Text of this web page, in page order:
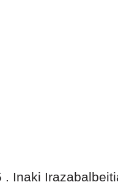
. Inaki